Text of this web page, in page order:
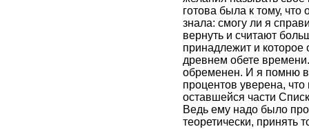
готова была к тому, что
знала: смогу ли я
вернуть и считают
принадлежит и которое
древнем обете
обременен. И я помню
процентов уверена, что
оставшейся части
Ведь ему надо было
теоретически, принять